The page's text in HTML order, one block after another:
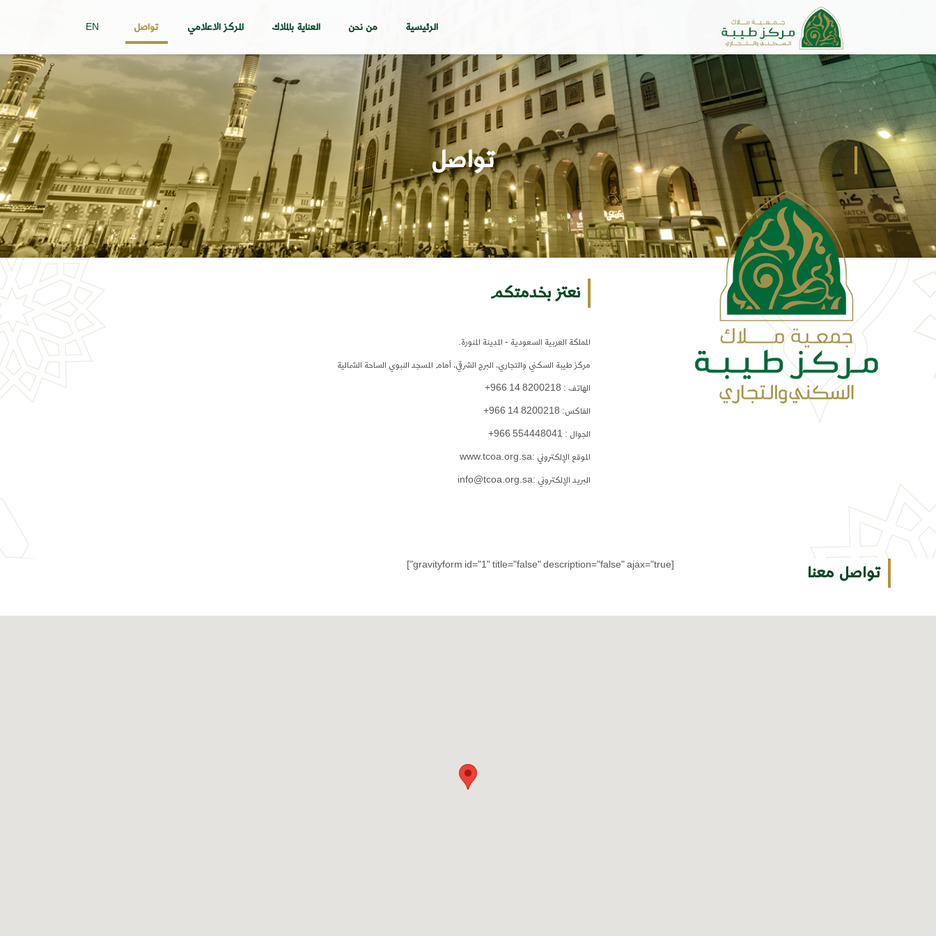
الرئيسية من نحن العناية بالملاك المركز الاعلامي تواصل EN
تواصل
نعتز بخدمتكم
المملكة العربية السعودية - المدينة المنورة.
مركز طيبة السكني والتجاري، البرج الشرقي، أمام المسجد النبوي الساحة الشمالية
الهاتف : 8200218 14 966+
الفاكس: 8200218 14 966+
الجوال : 554448041 966+
الموقع الإلكتروني :www.tcoa.org.sa
البريد الإلكتروني :info@tcoa.org.sa
تواصل معنا